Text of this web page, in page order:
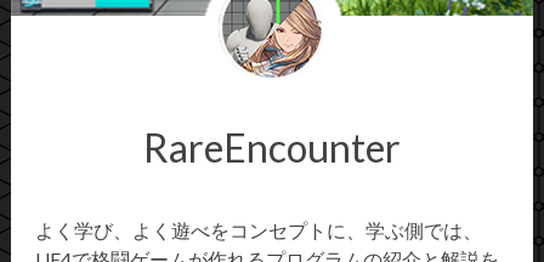
RareEncounter
よく学び、よく遊べをコンセプトに、学ぶ側では、